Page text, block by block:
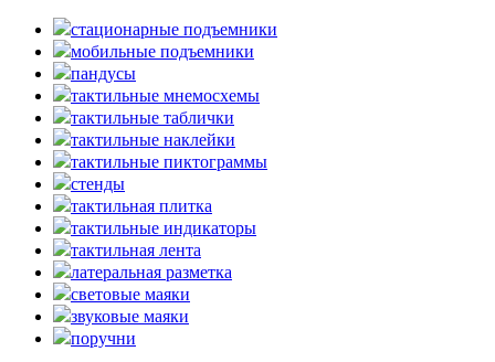
стационарные подъемники
мобильные подъемники
пандусы
тактильные мнемосхемы
тактильные таблички
тактильные наклейки
тактильные пиктограммы
стенды
тактильная плитка
тактильные индикаторы
тактильная лента
латеральная разметка
световые маяки
звуковые маяки
поручни